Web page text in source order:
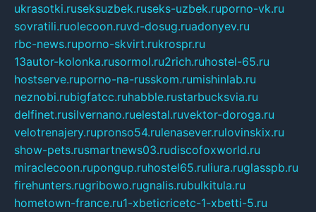
ukrasotki.ruseksuzbek.ruseks-uzbek.ruporno-vk.ru
sovratili.ruolecoon.ruvd-dosug.ruadonyev.ru
rbc-news.ruporno-skvirt.rukrospr.ru
13autor-kolonka.rusormol.ru2rich.ruhostel-65.ru
hostserve.ruporno-na-russkom.rumishinlab.ru
neznobi.rubigfatcc.ruhabble.rustarbucksvia.ru
delfinet.rusilvernano.ruelestal.ruvektor-doroga.ru
velotrenajery.rupronso54.rulenasever.rulovinskix.ru
show-pets.rusmartnews03.rudiscofoxworld.ru
miraclecoon.rupongup.ruhostel65.ruliura.ruglasspb.ru
firehunters.rugribowo.rugnalis.rubulkitula.ru
hometown-france.ru1-xbeticricetc-1-xbetti-5.ru